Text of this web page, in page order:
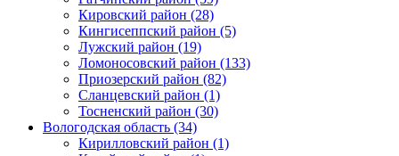
Кировский район (28)
Кингисеппский район (5)
Лужский район (19)
Ломоносовский район (133)
Приозерский район (82)
Сланцевский район (1)
Тосненский район (30)
Вологодская область (34)
Кирилловский район (1)